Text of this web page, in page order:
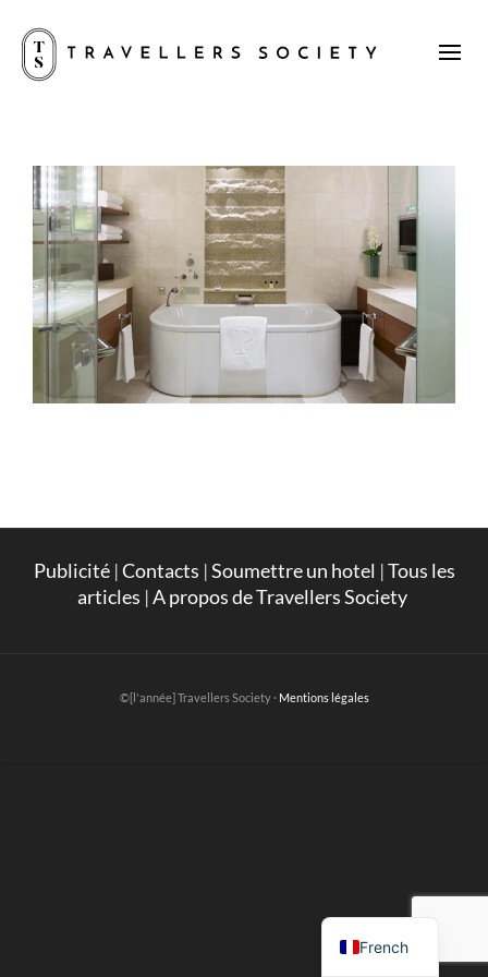
Publicité|Contacts |Soumettre un hotel |Tous les
articles |A propos de Travellers Society
©[l'année] Travellers Society · Mentions légales
French